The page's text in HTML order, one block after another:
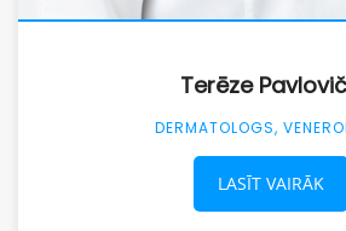
Terēze
DERMATOLOGS,
LASĪT VAIRĀK